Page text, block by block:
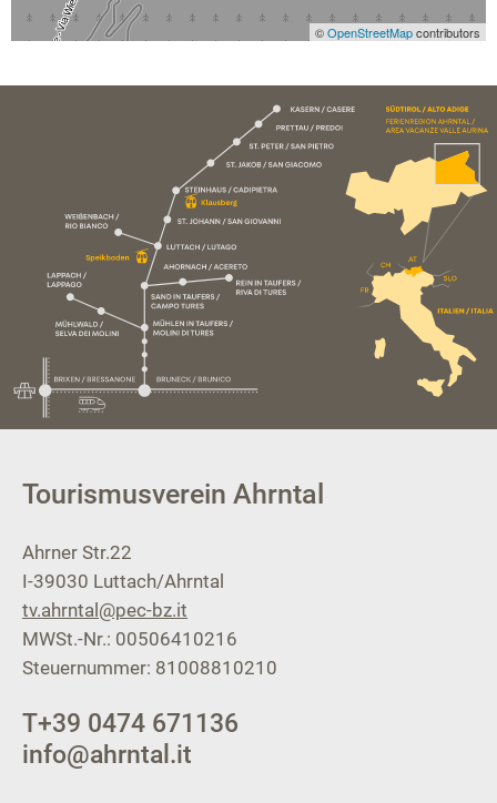
©OpenStreetMapcontributors
Tourismusverein Ahrntal
Ahrner Str.22
I-39030 Luttach/Ahrntal
tv.ahrntal@pec-bz.it
MWSt.-Nr.: 00506410216
Steuernummer: 81008810210
T+39 0474 671136
info@ahrntal.it